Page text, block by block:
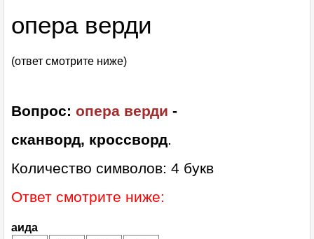
опера верди
(ответ смотрите ниже)
Вопрос: опера верди -
сканворд, кроссворд.
Количество символов: 4 букв
Ответ смотрите ниже:
аида